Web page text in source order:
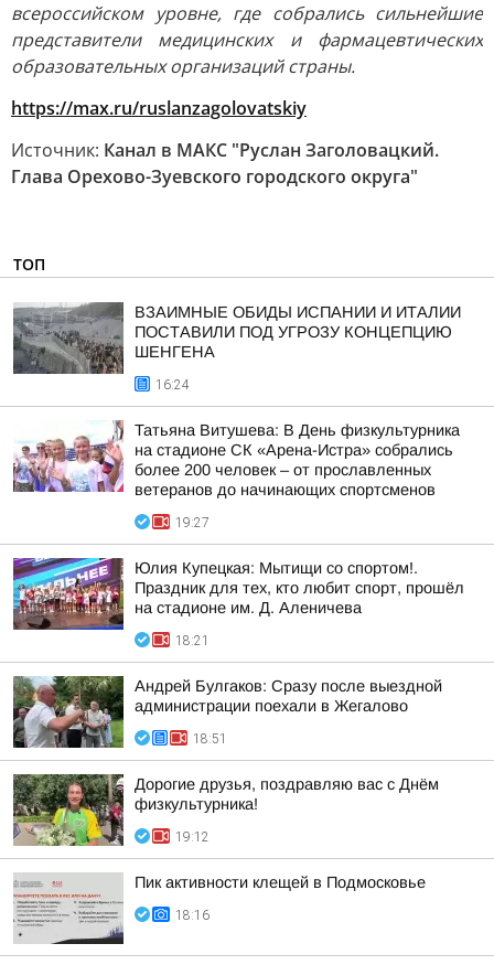
всероссийском уровне, где собрались сильнейшие
представители медицинских и фармацевтических
образовательных организаций страны.
https://max.ru/ruslanzagolovatskiy
Источник: Канал в МАКС "Руслан Заголовацкий.
Глава Орехово-Зуевского городского округа"
ТОП
ВЗАИМНЫЕ ОБИДЫ ИСПАНИИ И ИТАЛИИ
ПОСТАВИЛИ ПОД УГРОЗУ КОНЦЕПЦИЮ
ШЕНГЕНА
16:24
Татьяна Витушева: В День физкультурника
на стадионе СК «Арена-Истра» собрались
более 200 человек – от прославленных
ветеранов до начинающих спортсменов
19:27
Юлия Купецкая: Мытищи со спортом!.
Праздник для тех, кто любит спорт, прошёл
на стадионе им. Д. Аленичева
18:21
Андрей Булгаков: Сразу после выездной
администрации поехали в Жегалово
18:51
Дорогие друзья, поздравляю вас с Днём
физкультурника!
19:12
Пик активности клещей в Подмосковье
18:16